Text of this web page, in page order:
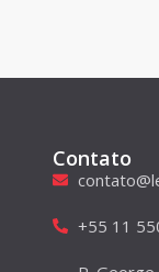
Contato
+55 11